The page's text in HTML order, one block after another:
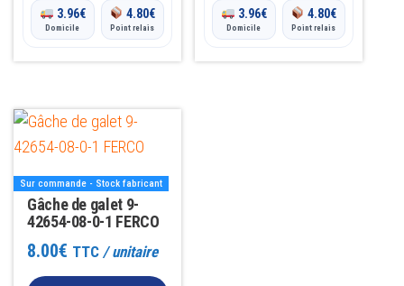
3.96€
Domicile
4.80€
Point relais
3.96€
Domicile
4.80€
Point relais
Sur commande - Stock fabricant
Gâche de galet 9-
42654-08-0-1 FERCO
8.00€ TTC / unitaire